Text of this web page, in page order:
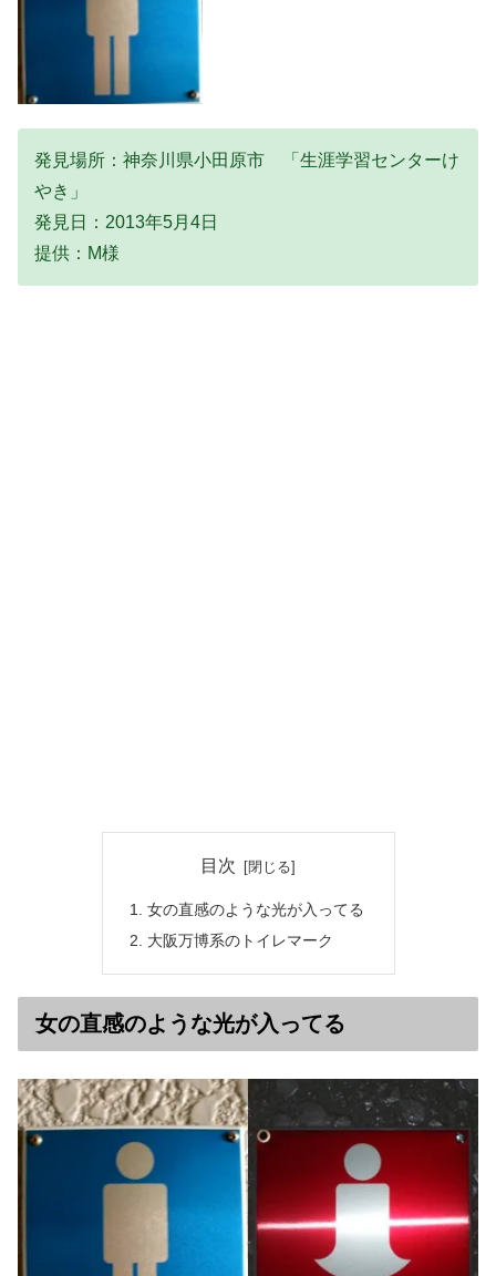
発見場所：神奈川県小田原市 「生涯学習センターけ
やき」
発見日：2013年5月4日
提供：M様
目次
女の直感のような光が入ってる
大阪万博系のトイレマーク
女の直感のような光が入ってる